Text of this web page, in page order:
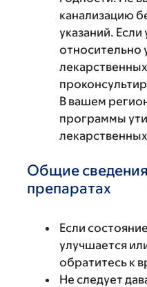
канализацию
указаний. Если
относительно
В вашем
программы
Общие
препаратах
Если
улучшается
обратитесь к
Не следует